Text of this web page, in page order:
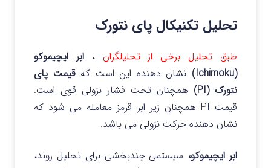
تحلیل تکنیکال پای نتورک
طبق تحلیل برخی از تحلیلگران ، ابر ایچیموکو
(Ichimoku)
نشان دهنده این است کهقیمت پای
نتورک (PI)
همچنان تحت فشار نزولی قوی است.
قیمت PI همچنان زیر ابر قرمز معامله می‌ شود که
نشان دهنده حرکت نزولی می باشد.
ابر ایچیموکو، سیستمی چندبخشی برای تحلیل روند،